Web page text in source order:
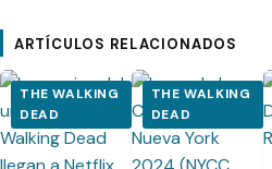
ARTÍCULOS RELACIONADOS
THE WALKING
DEAD
THE WALKING
DEAD